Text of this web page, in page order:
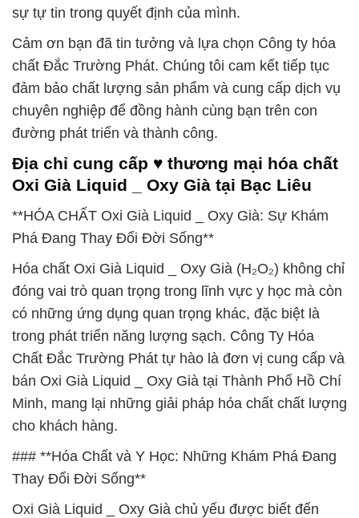
sự tự tin trong quyết định của mình.
Cảm ơn bạn đã tin tưởng và lựa chọn Công ty hóa
chất Đắc Trường Phát. Chúng tôi cam kết tiếp tục
đảm bảo chất lượng sản phẩm và cung cấp dịch vụ
chuyên nghiệp để đồng hành cùng bạn trên con
đường phát triển và thành công.
Địa chỉ cung cấp ♥ thương mại hóa chất
Oxi Già Liquid _ Oxy Già tại Bạc Liêu
**HÓA CHẤT Oxi Già Liquid _ Oxy Già: Sự Khám
Phá Đang Thay Đổi Đời Sống**
Hóa chất Oxi Già Liquid _ Oxy Già (H₂O₂) không chỉ
đóng vai trò quan trọng trong lĩnh vực y học mà còn
có những ứng dụng quan trọng khác, đặc biệt là
trong phát triển năng lượng sạch. Công Ty Hóa
Chất Đắc Trường Phát tự hào là đơn vị cung cấp và
bán Oxi Già Liquid _ Oxy Già tại Thành Phố Hồ Chí
Minh, mang lại những giải pháp hóa chất chất lượng
cho khách hàng.
### **Hóa Chất và Y Học: Những Khám Phá Đang
Thay Đổi Đời Sống**
Oxi Già Liquid _ Oxy Già chủ yếu được biết đến